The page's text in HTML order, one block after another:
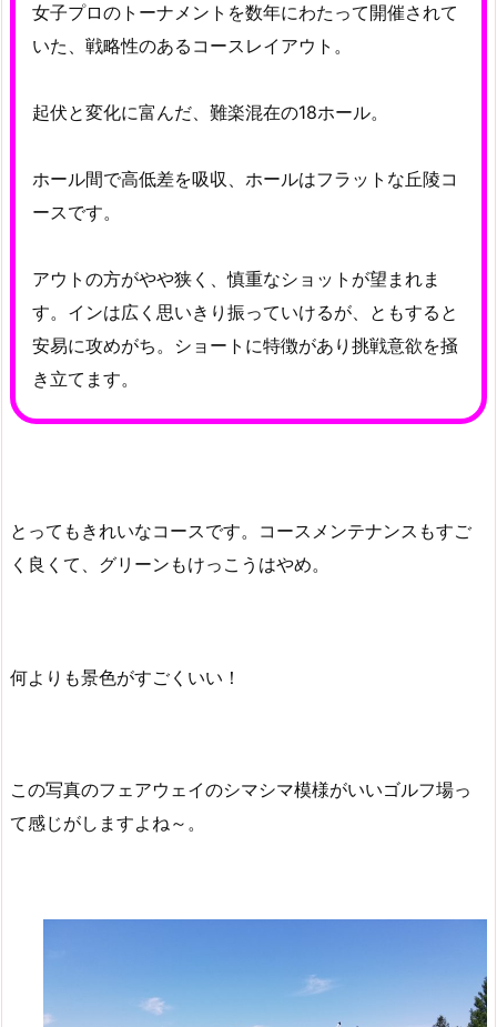
女子プロのトーナメントを数年にわたって開催されて
いた、戦略性のあるコースレイアウト。
起伏と変化に富んだ、難楽混在の18ホール。
ホール間で高低差を吸収、ホールはフラットな丘陵コ
ースです。
アウトの方がやや狭く、慎重なショットが望まれま
す。インは広く思いきり振っていけるが、ともすると
安易に攻めがち。ショートに特徴があり挑戦意欲を掻
き立てます。
とってもきれいなコースです。コースメンテナンスもすご
く良くて、グリーンもけっこうはやめ。
何よりも景色がすごくいい！
この写真のフェアウェイのシマシマ模様がいいゴルフ場っ
て感じがしますよね～。